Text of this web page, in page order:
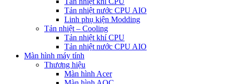
Tản nhiệt nước CPU AIO
Linh phụ kiện Modding
Tản nhiệt – Cooling
Tản nhiệt khí CPU
Tản nhiệt nước CPU AIO
Màn hình máy tính
Thương hiệu
Màn hình Acer